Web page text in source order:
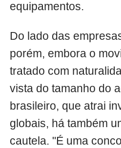
equipamentos.
Do lado das
porém, embora o
tratado com
vista do tamanho do
brasileiro, que atrai
globais, há também
cautela. "É uma